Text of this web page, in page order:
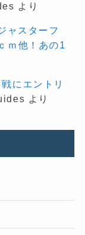
より
ャスターフ
ｍ他！あの1
にエントリ
より